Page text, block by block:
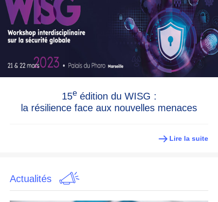
15eédition du WISG :
la résilience face aux nouvelles menaces
Lire la suite
Actualités